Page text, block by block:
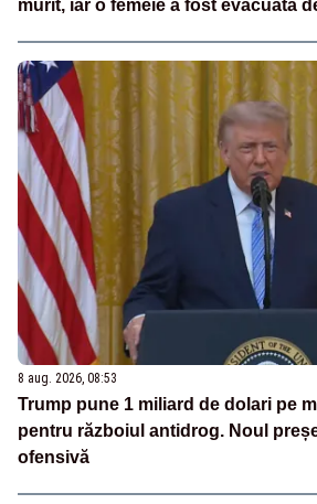
murit, iar o femeie a fost evacuată
8 aug. 2026, 08:53
Trump pune 1 miliard de dolari pe
pentru războiul antidrog. Noul
ofensivă